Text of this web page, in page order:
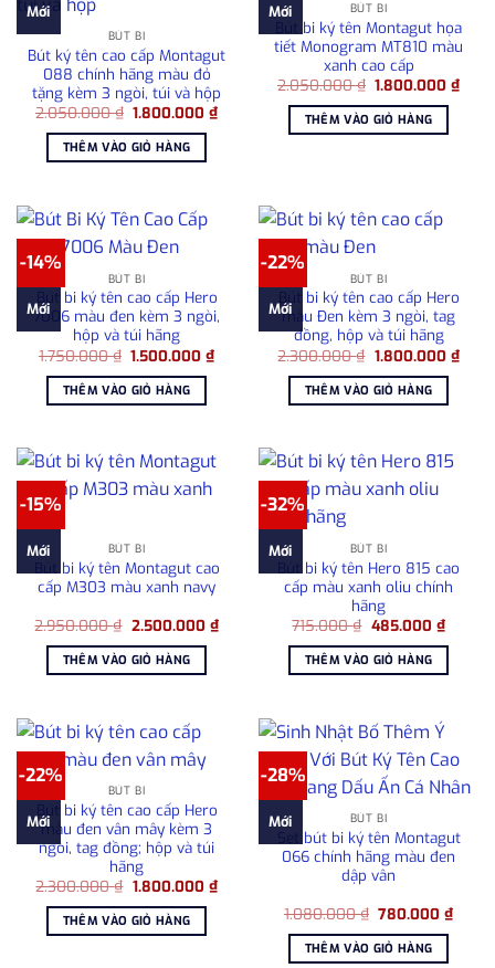
Mới
BÚT BI
Bút ký tên cao cấp Montagut
088 chính hãng màu đỏ
tặng kèm 3 ngòi, túi và hộp
2.050.000₫ Giá
là:
2.050.000 ₫.
1.800.000₫Giá
THÊM VÀO GIỎ HÀNG
Mới BÚT BI
Bút bi ký tên Montagut họa
tiết Monogram MT810 màu
xanh cao cấp
2.050.000₫ Giá
là:
2.050.000 ₫.
1.800.000₫Giá
THÊM VÀO GIỎ HÀNG
-14%
Mới
BÚT BI
Bút bi ký tên cao cấp Hero
7006 màu đen kèm 3 ngòi,
hộp và túi hãng
1.750.000₫ Giá
là:
1.750.000 ₫.
1.500.000₫Giá
hiện
1.500.000 ₫.
THÊM VÀO GIỎ HÀNG
-22%
Mới
BÚT BI
Bút bi ký tên cao cấp Hero
màu Đen kèm 3 ngòi, tag
đồng, hộp và túi hãng
2.300.000₫ Giá
là:
2.300.000 ₫.
1.800.000 ₫Giá
hiện
THÊM VÀO GIỎ HÀNG
-15%
Mới BÚT BI
Bút bi ký tên Montagut cao
cấp M303 màu xanh navy
2.950.000₫ Giá
là:
2.950.000 ₫.
2.500.000 ₫Giá
hiện
2.500.000 ₫.
THÊM VÀO GIỎ HÀNG
-32%
Mới BÚT BI
Bút bi ký tên Hero 815 cao
cấp màu xanh oliu chính
hãng
715.000₫ Giá
là:
715.000 ₫.
485.000 ₫Giá
hiện
tại
THÊM VÀO GIỎ HÀNG
-22%
Mới
BÚT BI
Bút bi ký tên cao cấp Hero
màu đen vân mây kèm 3
ngòi, tag đồng; hộp và túi
hãng
2.300.000₫ Giá
là:
2.300.000 ₫.
1.800.000 ₫Giá
hiện
1.800.000 ₫.
THÊM VÀO GIỎ HÀNG
-28%
Mới BÚT BI
Set bút bi ký tên Montagut
066 chính hãng màu đen
dập vân
1.080.000₫ Giá
là:
1.080.000 ₫.
780.000₫Giá
hiện
THÊM VÀO GIỎ HÀNG